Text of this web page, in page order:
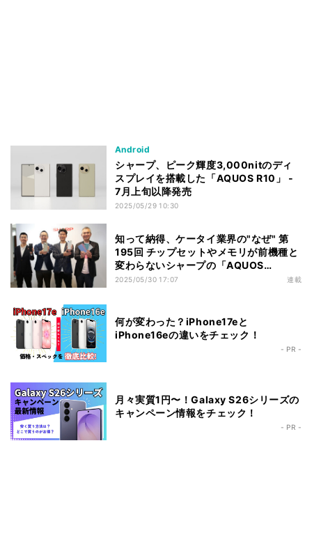
Android
シャープ、ピーク輝度3,000nitのディ
スプレイを搭載した「AQUOS R10」 -
7月上旬以降発売
2025/05/29 10:30
知って納得、ケータイ業界の"なぜ" 第
195回 チップセットやメモリが前機種と
変わらないシャープの「AQUOS
R10」、一体なぜなのか
2025/05/30 17:07 連載
何が変わった？iPhone17eと
iPhone16eの違いをチェック！
- PR -
月々実質1円〜！Galaxy S26シリーズの
キャンペーン情報をチェック！
- PR -